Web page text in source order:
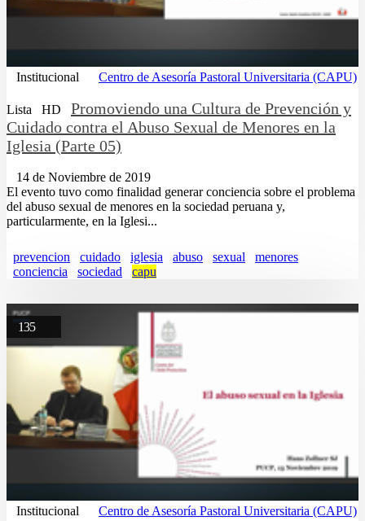
Institucional Centro de Asesoría Pastoral Universitaria (CAPU)
Lista HD
Promoviendo una Cultura de Prevención y
Cuidado contra el Abuso Sexual de Menores en la
Iglesia (Parte 05)
14 de Noviembre de 2019
El evento tuvo como finalidad generar conciencia sobre el problema
del abuso sexual de menores en la sociedad peruana y,
particularmente, en la Iglesi...
prevencion cuidado iglesia abuso sexual
menores
conciencia
sociedad capu
135
Institucional Centro de Asesoría Pastoral Universitaria (CAPU)